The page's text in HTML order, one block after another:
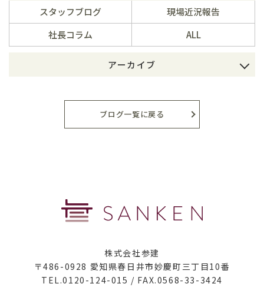
スタッフブログ
現場近況報告
社長コラム
ALL
アーカイブ
2026年7月
2026年3月
2026年1月
2025年12月
ブログ一覧に戻る
株式会社参建
〒486-0928 愛知県春日井市妙慶町三丁目10番
TEL.0120-124-015 / FAX.0568-33-3424